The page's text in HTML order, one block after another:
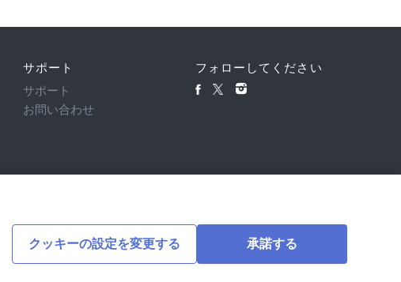
承諾する
クッキーの設定を変更する
サポート
サポート
お問い合わせ
フォローしてください